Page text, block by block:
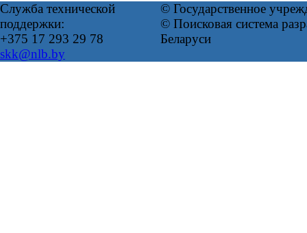
Служба технической
поддержки:
+375 17 293 29 78
skk@nlb.by
© Государственное
© Поисковая система
Беларуси